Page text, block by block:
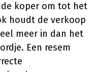
koper om tot het
houdt de verkoop
meer in dan het
Een resem